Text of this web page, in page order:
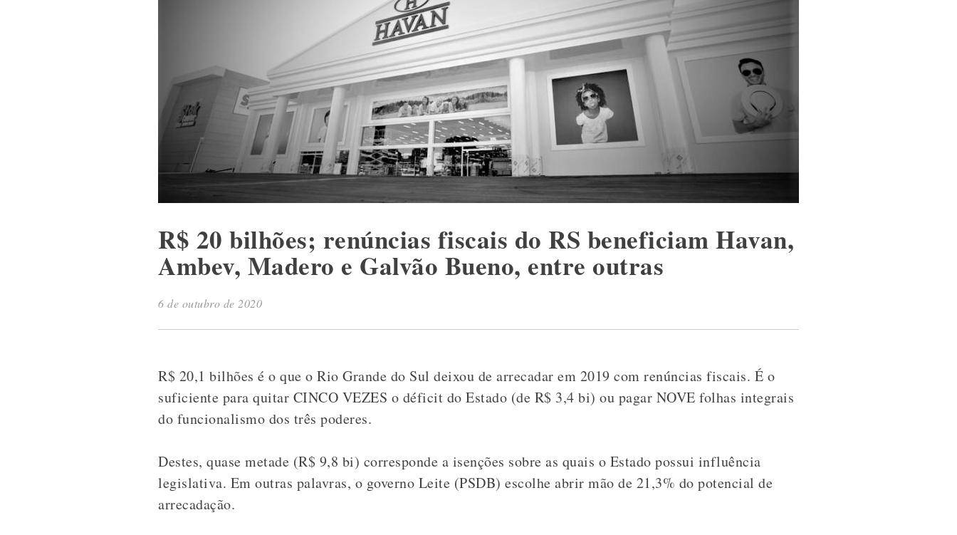
R$ 20 bilhões; renúncias fiscais do RS beneficiam Havan,
Ambev, Madero e Galvão Bueno, entre outras
6 de outubro de 2020
R$ 20,1 bilhões é o que o Rio Grande do Sul deixou de arrecadar em 2019 com renúncias fiscais. É o
suficiente para quitar CINCO VEZES o déficit do Estado (de R$ 3,4 bi) ou pagar NOVE folhas integrais
do funcionalismo dos três poderes.
Destes, quase metade (R$ 9,8 bi) corresponde a isenções sobre as quais o Estado possui influência
legislativa. Em outras palavras, o governo Leite (PSDB) escolhe abrir mão de 21,3% do potencial de
arrecadação.